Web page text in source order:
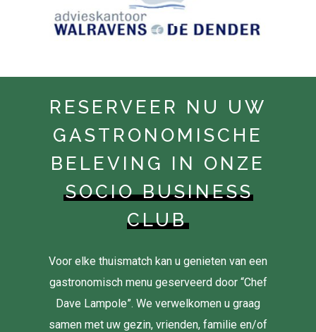
RESERVEER NU UW
GASTRONOMISCHE
BELEVING IN ONZE
SOCIO BUSINESS
CLUB
Voor elke thuismatch kan u genieten van een
gastronomisch menu geserveerd door “Chef
Dave Lampole”. We verwelkomen u graag
samen met uw gezin, vrienden, familie en/of